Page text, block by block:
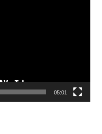
05:01